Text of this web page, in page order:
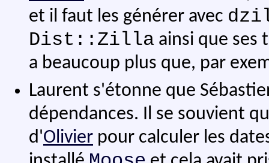
et il faut les générer avec
Dist::Zilla ainsi que ses
a beaucoup plus que, par
Laurent s'étonne que
dépendances. Il se souvient
d'Olivier pour calculer les